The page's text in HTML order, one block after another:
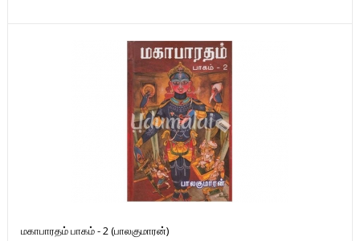
மகாபாரதம் பாகம் - 2 (பாலகுமாரன்)